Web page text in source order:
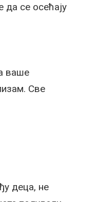
да се осећају
ваше
Све
деца, не